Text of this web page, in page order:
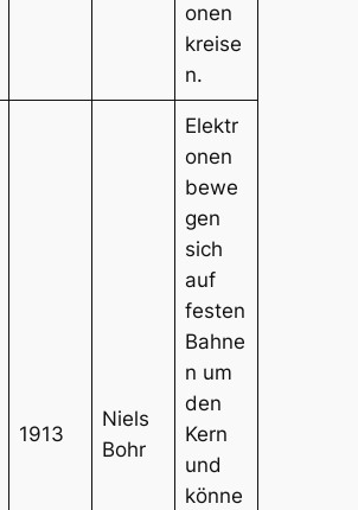
onen
kreise
n.
1913
Niels
Bohr
Elektr
onen
bewe
gen
sich
auf
festen
Bahne
n um
den
Kern
und
könne